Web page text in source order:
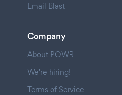
Email Blast
Company
About POWR
We're hiring!
Terms of Service